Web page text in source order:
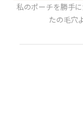
私のポーチを勝手
たの毛穴